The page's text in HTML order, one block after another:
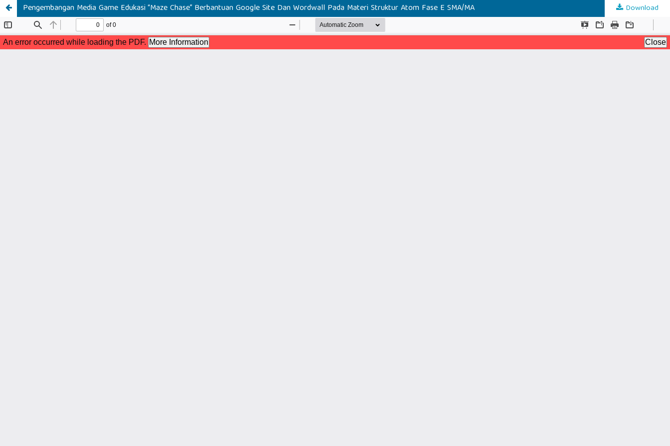
Pengembangan Media Game Edukasi “Maze Chase” Berbantuan Google Site Dan Wordwall Pada Materi Struktur Atom Fase E SMA/MA Download